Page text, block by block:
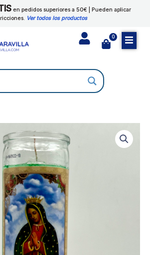
en pedidos superiores a 50€ | Pueden aplicar
Ver todos los productos
0
Cart